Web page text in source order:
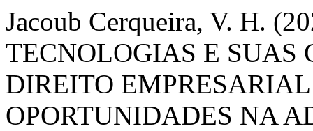
Jacoub Cerqueira, V. H.
TECNOLOGIAS E SUAS
DIREITO
OPORTUNIDADES NA